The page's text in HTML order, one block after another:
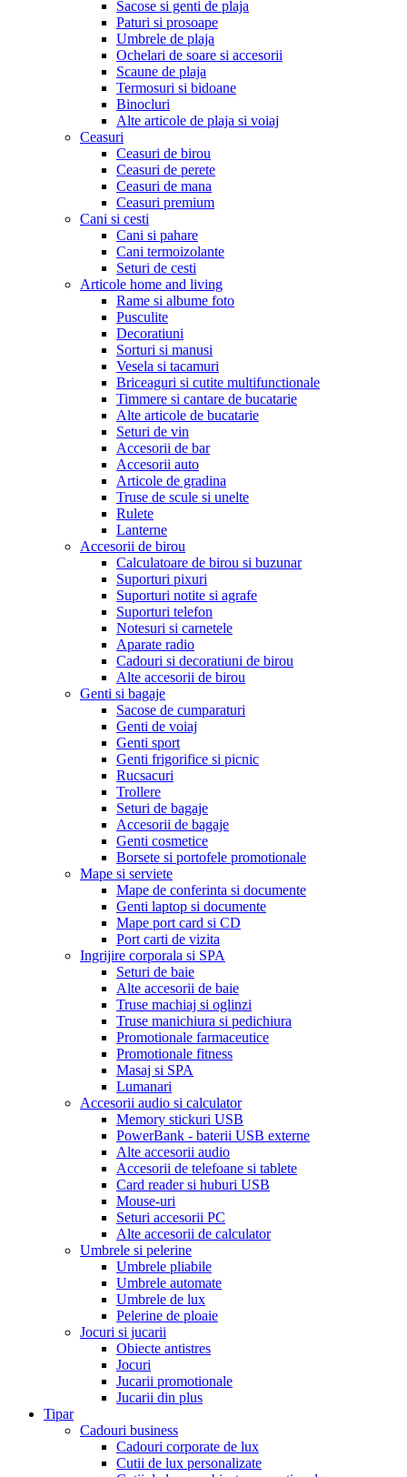
Sacose si genti de plaja
Paturi si prosoape
Umbrele de plaja
Ochelari de soare si accesorii
Scaune de plaja
Termosuri si bidoane
Binocluri
Alte articole de plaja si voiaj
Ceasuri
Ceasuri de birou
Ceasuri de perete
Ceasuri de mana
Ceasuri premium
Cani si cesti
Cani si pahare
Cani termoizolante
Seturi de cesti
Articole home and living
Rame si albume foto
Pusculite
Decoratiuni
Sorturi si manusi
Vesela si tacamuri
Briceaguri si cutite multifunctionale
Timmere si cantare de bucatarie
Alte articole de bucatarie
Seturi de vin
Accesorii de bar
Accesorii auto
Articole de gradina
Truse de scule si unelte
Rulete
Lanterne
Accesorii de birou
Calculatoare de birou si buzunar
Suporturi pixuri
Suporturi notite si agrafe
Suporturi telefon
Notesuri si carnetele
Aparate radio
Cadouri si decoratiuni de birou
Alte accesorii de birou
Genti si bagaje
Sacose de cumparaturi
Genti de voiaj
Genti sport
Genti frigorifice si picnic
Rucsacuri
Trollere
Seturi de bagaje
Accesorii de bagaje
Genti cosmetice
Borsete si portofele promotionale
Mape si serviete
Mape de conferinta si documente
Genti laptop si documente
Mape port card si CD
Port carti de vizita
Ingrijire corporala si SPA
Seturi de baie
Alte accesorii de baie
Truse machiaj si oglinzi
Truse manichiura si pedichiura
Promotionale farmaceutice
Promotionale fitness
Masaj si SPA
Lumanari
Accesorii audio si calculator
Memory stickuri USB
PowerBank - baterii USB externe
Alte accesorii audio
Accesorii de telefoane si tablete
Card reader si huburi USB
Mouse-uri
Seturi accesorii PC
Alte accesorii de calculator
Umbrele si pelerine
Umbrele pliabile
Umbrele automate
Umbrele de lux
Pelerine de ploaie
Jocuri si jucarii
Obiecte antistres
Jocuri
Jucarii promotionale
Jucarii din plus
Tipar
Cadouri business
Cadouri corporate de lux
Cutii de lux personalizate